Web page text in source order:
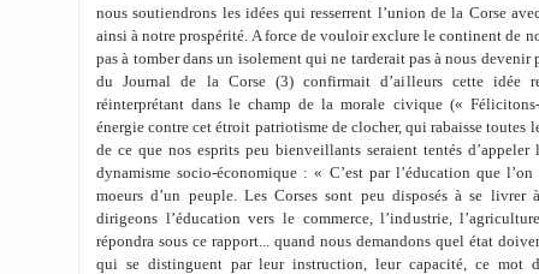
nous soutiendrons les idées qui resserrent l’union de la Corse
ainsi à notre prospérité. A force de vouloir exclure le continent de
pas à tomber dans un isolement qui ne tarderait pas à nous
du Journal de la Corse (3) confirmait d’ailleurs cette idée
réinterprétant dans le champ de la morale civique («
énergie contre cet étroit patriotisme de clocher, qui rabaisse toutes
de ce que nos esprits peu bienveillants seraient tentés
dynamisme socio-économique : « C’est par l’éducation que
moeurs d’un peuple. Les Corses sont peu disposés à se livrer
dirigeons l’éducation vers le commerce, l’industrie,
répondra sous ce rapport... quand nous demandons quel état
qui se distinguent par leur instruction, leur capacité, ce mot